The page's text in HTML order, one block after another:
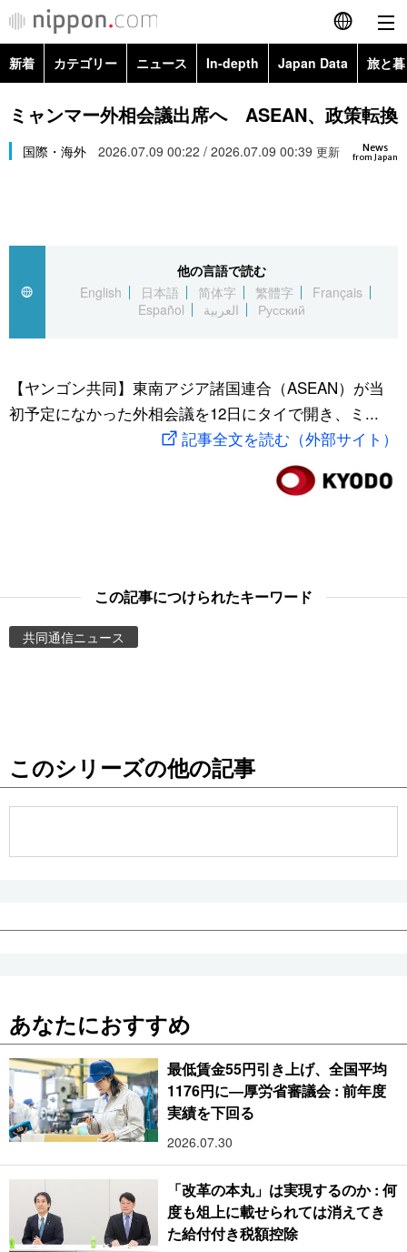
English
简体字
繁體字
العربية
社会
スポーツ・東京2020
旅と暮らし
Images
新着 カテゴリー ニュース In-depth Japan Data 旅と
政治・外交
経済・ビジネス
社会
文化
科学・技術
暮らし
Topics
Images
お知らせ
ミャンマー外相会議出席へ ASEAN、政策転換
News
from Japan
国際・海外 2026.07.09 00:22 / 2026.07.09 00:39 更新
他の言語で読む
English
日本語 简体字 繁體字
Français
Español
العربية Русский
【ヤンゴン共同】東南アジア諸国連合（ASEAN）が当
初予定になかった外相会議を12日にタイで開き、ミ...
記事全文を読む（外部サイト）
この記事につけられたキーワード
共同通信ニュース
このシリーズの他の記事
あなたにおすすめ
最低賃金55円引き上げ、全国平均
1176円に―厚労省審議会 : 前年度
実績を下回る
2026.07.30
「改革の本丸」は実現するのか : 何
度も俎上に載せられては消えてき
た給付付き税額控除